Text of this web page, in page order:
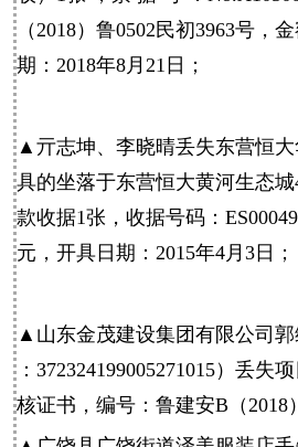
（2018）鲁0502民初3963号，
期：2018年8月21日；
▲亓志坤、李晓晴丢失东营恒
具的坐落于东营恒大黄河生态
款收据1张，收据号码：
元，开具日期：2015年4月3日；
▲山东金茂建设集团有限公司
：372324199005271015）丢失
核证书，编号：鲁建安B（2018